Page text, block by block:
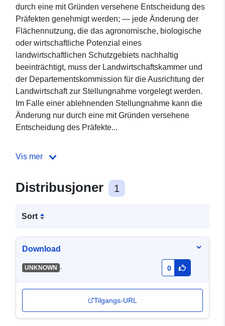
durch eine mit Gründen versehene Entscheidung des
Präfekten genehmigt werden; — jede Änderung der
Flächennutzung, die das agronomische, biologische
oder wirtschaftliche Potenzial eines
landwirtschaftlichen Schutzgebiets nachhaltig
beeinträchtigt, muss der Landwirtschaftskammer und
der Departementskommission für die Ausrichtung der
Landwirtschaft zur Stellungnahme vorgelegt werden.
Im Falle einer ablehnenden Stellungnahme kann die
Änderung nur durch eine mit Gründen versehene
Entscheidung des Präfekte...
Vis mer
Distribusjoner 1
Sort
Download
UNKNOWN - 0
Tilgangs-URL